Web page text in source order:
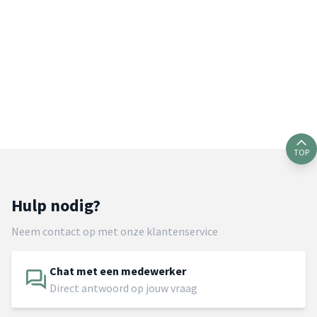
TOP
Hulp nodig?
Neem contact op met onze klantenservice
Chat met een medewerker
Direct antwoord op jouw vraag